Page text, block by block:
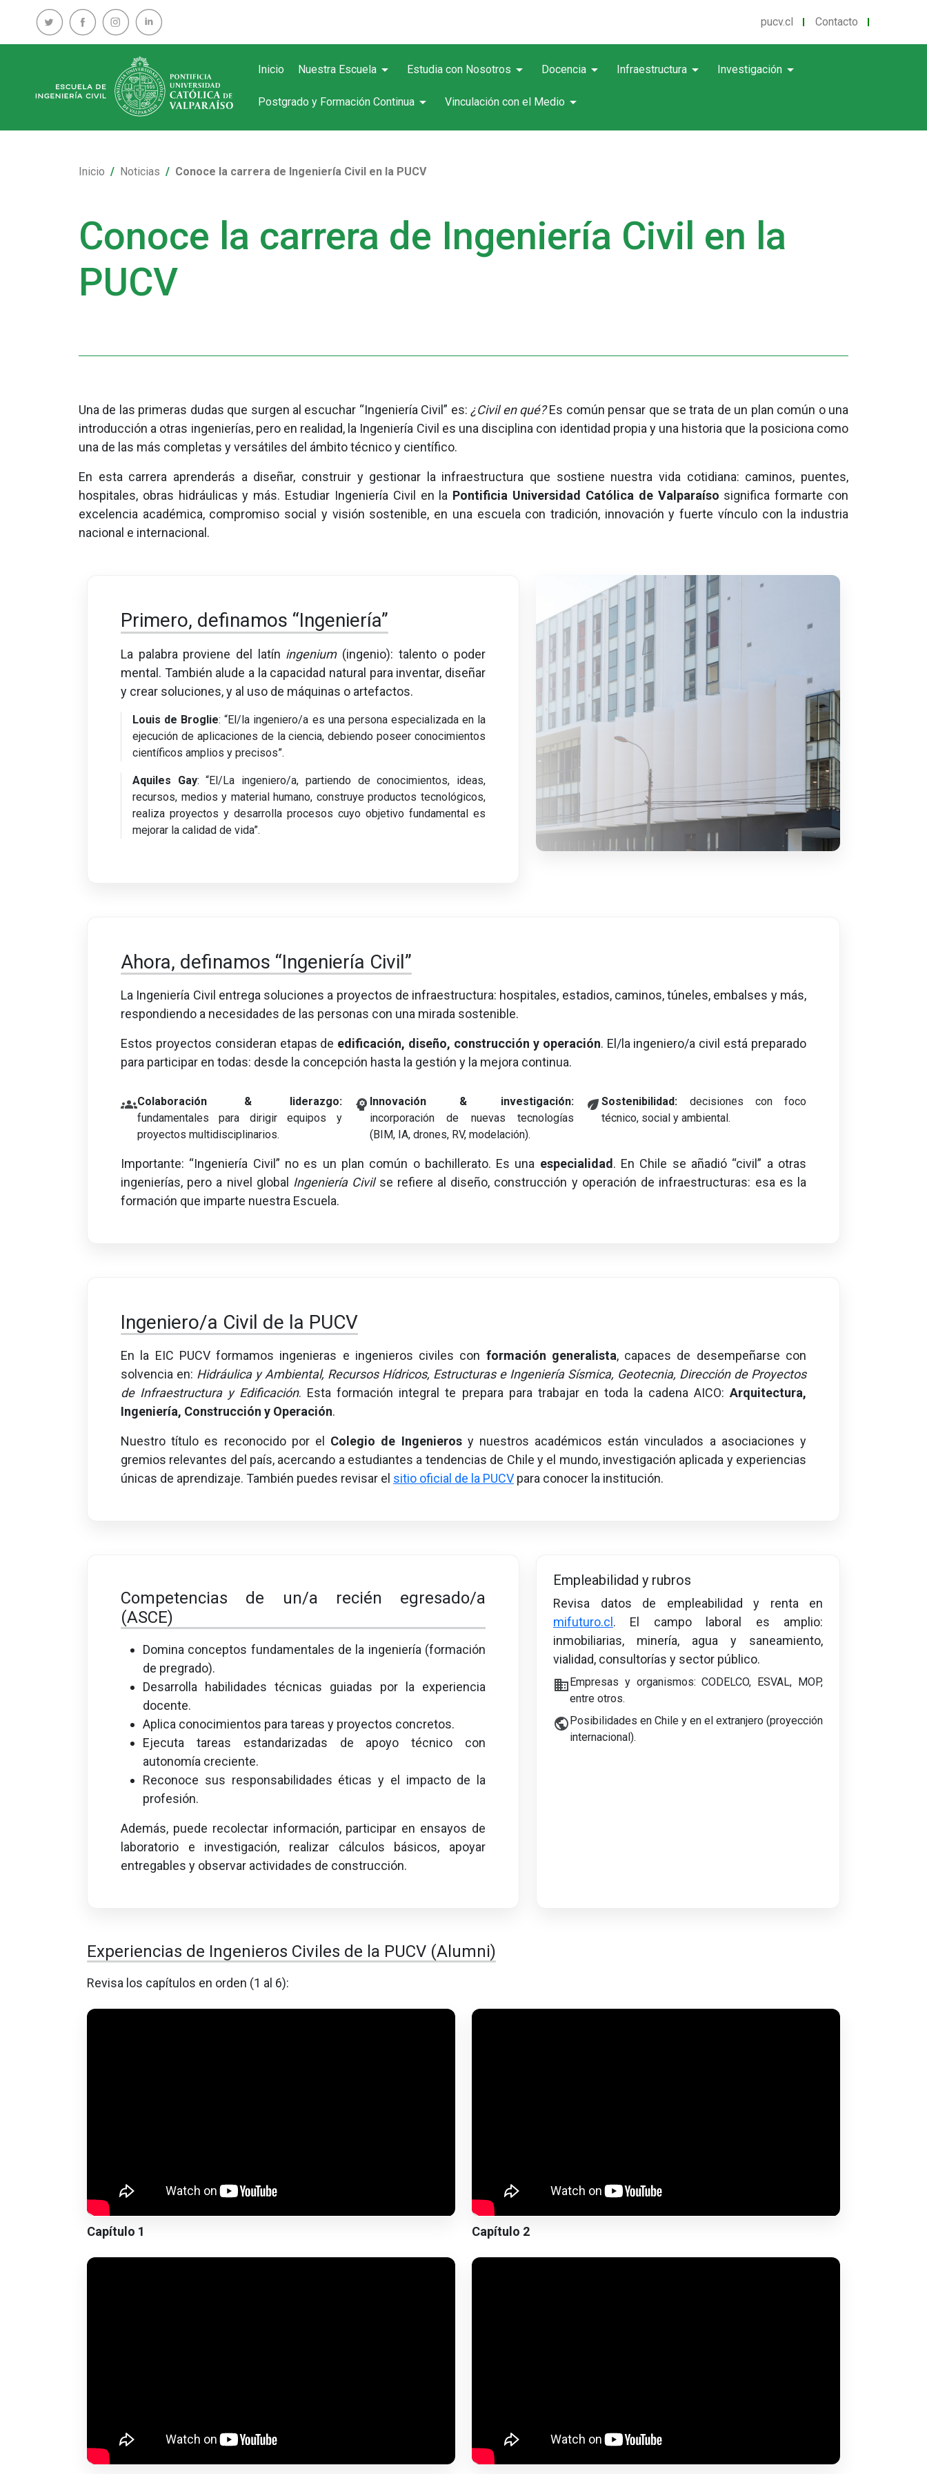
pucv.cl Contacto
Inicio Nuestra Escuela arrow_drop_down Estudia con Nosotros arrow_drop_down Docencia arrow_drop_down Infraestructura arrow_drop_down Investigación arrow_drop_down
Postgrado y Formación Continua arrow_drop_down Vinculación con el Medio arrow_drop_down
Inicio Noticias Conoce la carrera de Ingeniería Civil en la PUCV
Conoce la carrera de Ingeniería Civil en la
PUCV
Una de las primeras dudas que surgen al escuchar “Ingeniería Civil” es:¿Civil en qué?Es común pensar que se trata de un plan común o una
introducción a otras ingenierías, pero en realidad, la Ingeniería Civil es una disciplina con identidad propia y una historia que la posiciona como
una de las más completas y versátiles del ámbito técnico y científico.
En esta carrera aprenderás a diseñar, construir y gestionar la infraestructura que sostiene nuestra vida cotidiana: caminos, puentes,
hospitales, obras hidráulicas y más. Estudiar Ingeniería Civil en la Pontificia Universidad Católica de Valparaíso significa formarte con
excelencia académica, compromiso social y visión sostenible, en una escuela con tradición, innovación y fuerte vínculo con la industria
nacional e internacional.
Primero, definamos “Ingeniería”
La palabra proviene del latín ingenium(ingenio): talento o poder
mental. También alude a la capacidad natural para inventar, diseñar
y crear soluciones, y al uso de máquinas o artefactos.
Louis de Broglie: “El/la ingeniero/a es una persona especializada en la
ejecución de aplicaciones de la ciencia, debiendo poseer conocimientos
científicos amplios y precisos”.
Aquiles Gay: “El/La ingeniero/a, partiendo de conocimientos, ideas,
recursos, medios y material humano, construye productos tecnológicos,
realiza proyectos y desarrolla procesos cuyo objetivo fundamental es
mejorar la calidad de vida”.
Ahora, definamos “Ingeniería Civil”
La Ingeniería Civil entrega soluciones a proyectos de infraestructura: hospitales, estadios, caminos, túneles, embalses y más,
respondiendo a necesidades de las personas con una mirada sostenible.
Estos proyectos consideran etapas de edificación, diseño, construcción y operación. El/la ingeniero/a civil está preparado
para participar en todas: desde la concepción hasta la gestión y la mejora continua.
groupsColaboración & liderazgo:
fundamentales para dirigir equipos y
proyectos multidisciplinarios.
psychology Innovación & investigación:
incorporación de nuevas tecnologías
(BIM, IA, drones, RV, modelación).
ecoSostenibilidad: decisiones con foco
técnico, social y ambiental.
Importante: “Ingeniería Civil” no es un plan común o bachillerato. Es una especialidad . En Chile se añadió “civil” a otras
ingenierías, pero a nivel global Ingeniería Civilse refiere al diseño, construcción y operación de infraestructuras: esa es la
formación que imparte nuestra Escuela.
Ingeniero/a Civil de la PUCV
En la EIC PUCV formamos ingenieras e ingenieros civiles con formación generalista, capaces de desempeñarse con
solvencia en: Hidráulica y Ambiental, Recursos Hídricos, Estructuras e Ingeniería Sísmica, Geotecnia, Dirección de Proyectos
de Infraestructura y Edificación. Esta formación integral te prepara para trabajar en toda la cadena AICO: Arquitectura,
Ingeniería, Construcción y Operación.
Nuestro título es reconocido por el Colegio de Ingenierosy nuestros académicos están vinculados a asociaciones y
gremios relevantes del país, acercando a estudiantes a tendencias de Chile y el mundo, investigación aplicada y experiencias
únicas de aprendizaje. También puedes revisar el sitio oficial de la PUCV para conocer la institución.
Competencias de un/a recién egresado/a
(ASCE)
Domina conceptos fundamentales de la ingeniería (formación
de pregrado).
Desarrolla habilidades técnicas guiadas por la experiencia
docente.
Aplica conocimientos para tareas y proyectos concretos.
Ejecuta tareas estandarizadas de apoyo técnico con
autonomía creciente.
Reconoce sus responsabilidades éticas y el impacto de la
profesión.
Además, puede recolectar información, participar en ensayos de
laboratorio e investigación, realizar cálculos básicos, apoyar
entregables y observar actividades de construcción.
Empleabilidad y rubros
Revisa datos de empleabilidad y renta en
mifuturo.cl . El campo laboral es amplio:
inmobiliarias, minería, agua y saneamiento,
vialidad, consultorías y sector público.
business Empresas y organismos: CODELCO, ESVAL, MOP,
entre otros.
public Posibilidades en Chile y en el extranjero (proyección
internacional).
Experiencias de Ingenieros Civiles de la PUCV (Alumni)
Revisa los capítulos en orden (1 al 6):
Capítulo 1 Capítulo 2